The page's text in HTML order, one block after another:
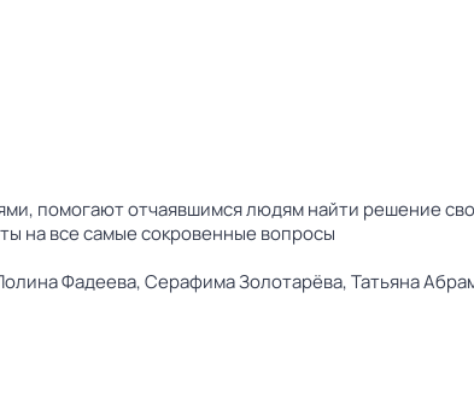
помогают отчаявшимся людям найти решение
на все самые сокровенные вопросы
Фадеева,Серафима Золотарёва,Татьяна